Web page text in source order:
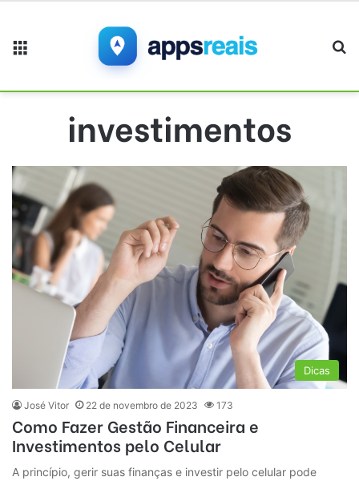
investimentos
Dicas
José Vitor 22 de novembro de 2023 173
Como Fazer Gestão Financeira e
Investimentos pelo Celular
A princípio, gerir suas finanças e investir pelo celular pode